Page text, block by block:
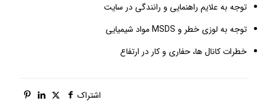
توجه به علایم راهنمایی و رانندگی در سایت
توجه به لوزی خطر و MSDS مواد شیمیایی
خطرات کانال ها، حفاری و کار در ارتفاع
اشتراک